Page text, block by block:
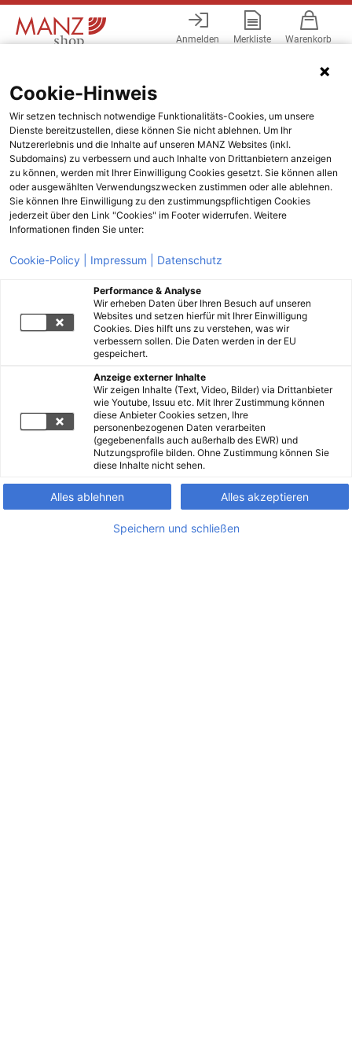
Anmelden Merkliste Warenkorb
Cookie-Hinweis
Wir setzen technisch notwendige Funktionalitäts-Cookies, um unsere
Dienste bereitzustellen, diese können Sie nicht ablehnen. Um Ihr
Nutzererlebnis und die Inhalte auf unseren MANZ Websites (inkl.
Subdomains) zu verbessern und auch Inhalte von Drittanbietern anzeigen
zu können, werden mit Ihrer Einwilligung Cookies gesetzt. Sie können allen
oder ausgewählten Verwendungszwecken zustimmen oder alle ablehnen.
Sie können Ihre Einwilligung zu den zustimmungspflichtigen Cookies
jederzeit über den Link "Cookies" im Footer widerrufen. Weitere
Informationen finden Sie unter:
Cookie-Policy | Impressum | Datenschutz
Performance & Analyse
Wir erheben Daten über Ihren Besuch auf unseren
Websites und setzen hierfür mit Ihrer Einwilligung
Cookies. Dies hilft uns zu verstehen, was wir
verbessern sollen. Die Daten werden in der EU
gespeichert.
Anzeige externer Inhalte
Wir zeigen Inhalte (Text, Video, Bilder) via Drittanbieter
wie Youtube, Issuu etc. Mit Ihrer Zustimmung können
diese Anbieter Cookies setzen, Ihre
personenbezogenen Daten verarbeiten
(gegebenenfalls auch außerhalb des EWR) und
Nutzungsprofile bilden. Ohne Zustimmung können Sie
diese Inhalte nicht sehen.
Alles ablehnen Alles akzeptieren
Speichern und schließen